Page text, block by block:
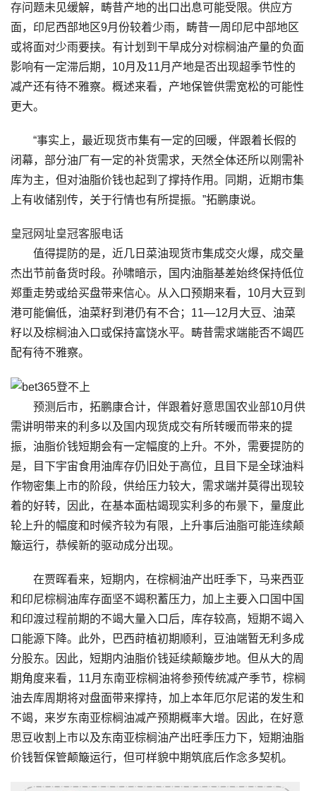
存问题未见缓解，畴昔产地的出口出息可能受限。供应方
面，印尼西部地区9月份较着少雨，畴昔一周印尼中部地区
或将面对少雨要挟。有计划到干旱成分对棕榈油产量的负面
影响有一定滞后期，10月及11月产地是否出现超季节性的
减产还有待不雅察。概述来看，产地保管供需宽松的可能性
更大。
“事实上，最近现货市集有一定的回暖，伴跟着长假的
闭幕，部分油厂有一定的补货需求，天然全体还所以刚需补
库为主，但对油脂价钱也起到了撑持作用。同期，近期市集
上有收储别传，关于行情也有所提振。”拓鹏康说。
皇冠网址皇冠客服电话
值得提防的是，近几日菜油现货市集成交火爆，成交量
杰出节前备货时段。孙啸暗示，国内油脂基差始终保持低位
郑重走势或给买盘带来信心。从入口预期来看，10月大豆到
港可能偏低，油菜籽到港仍有不合；11—12月大豆、油菜
籽以及棕榈油入口或保持富饶水平。畴昔需求端能否不竭匹
配有待不雅察。
预测后市，拓鹏康合计，伴跟着好意思国农业部10月供
需讲明带来的利多以及国内现货成交有所转暖而带来的提
振，油脂价钱短期会有一定幅度的上升。不外，需要提防的
是，目下宇宙食用油库存仍旧处于高位，且目下是全球油料
作物密集上市的阶段，供给压力较大，需求端并莫得出现较
着的好转，因此，在基本面枯竭现实利多的布景下，量度此
轮上升的幅度和时候齐较为有限，上升事后油脂可能连续颠
簸运行，恭候新的驱动成分出现。
在贾晖看来，短期内，在棕榈油产出旺季下，马来西亚
和印尼棕榈油库存面坚不竭积蓄压力，加上主要入口国中国
和印渡过程前期的不竭大量入口后，库存较高，短期不竭入
口能源下降。此外，巴西莳植初期顺利，豆油端暂无利多成
分股东。因此，短期内油脂价钱延续颠簸步地。但从大的周
期角度来看，11月东南亚棕榈油将参预传统减产季节，棕榈
油去库周期将对盘面带来撑持，加上本年厄尔尼诺的发生和
不竭，来岁东南亚棕榈油减产预期概率大增。因此，在好意
思豆收割上市以及东南亚棕榈油产出旺季压力下，短期油脂
价钱暂保管颠簸运行，但可样貌中期筑底后作念多契机。